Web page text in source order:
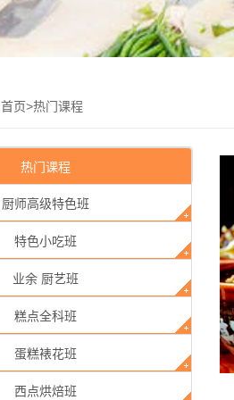
首页>热门课程
热门课程
厨师高级特色班
特色小吃班
业余 厨艺班
糕点全科班
蛋糕裱花班
西点烘焙班